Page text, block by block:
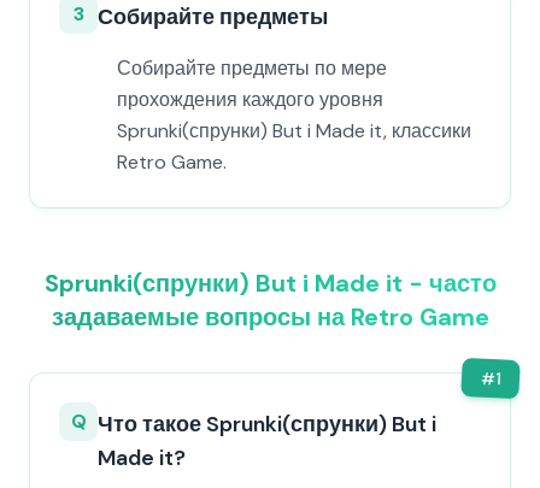
3 Собирайте предметы
Собирайте предметы по мере
прохождения каждого уровня
Sprunki(спрунки) But i Made it, классики
Retro Game.
Sprunki(спрунки) But i Made it - часто
задаваемые вопросы на Retro Game
#1
Q Что такое Sprunki(спрунки) But i
Made it?